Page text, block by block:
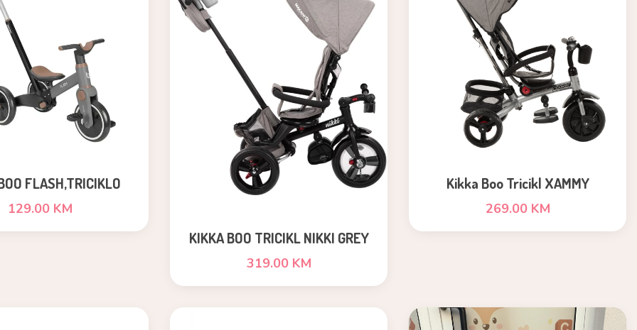
FLASH,TRICIKLO
5U1,GREY
129.00 KM
KIKKA BOO TRICIKL NIKKI GREY
319.00 KM
Kikka Boo Tricikl XAMMY
269.00 KM